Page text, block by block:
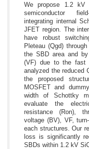
We propose 1.2 kV
semiconductor
integrating internal
JFET region. The
have robust
Pleteau (Qgd)
the SBD area and by
(VF) due to the fast
analyzed the reduced
the proposed
MOSFET and
width of Schottky
evaluate the
resistance (Ron),
voltage (BV), VF,
each structures. Our
loss is significantly
SBDs within 1.2 kV